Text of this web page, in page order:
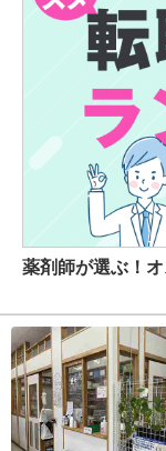
薬剤師が選ぶ！